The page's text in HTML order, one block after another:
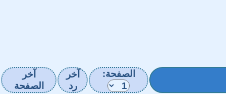
الصفحة:
آخر
رد
آخر
الصفحة